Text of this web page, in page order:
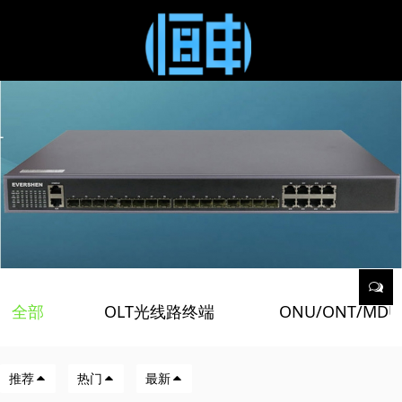
全部 OLT光线路终端 ONU/ONT/
推荐 热门 最新